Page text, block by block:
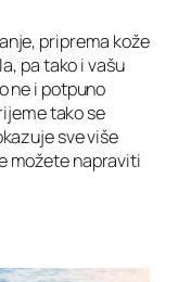
priprema kože
pa tako i vašu
ne i potpuno
tako se
sve više
možete napraviti